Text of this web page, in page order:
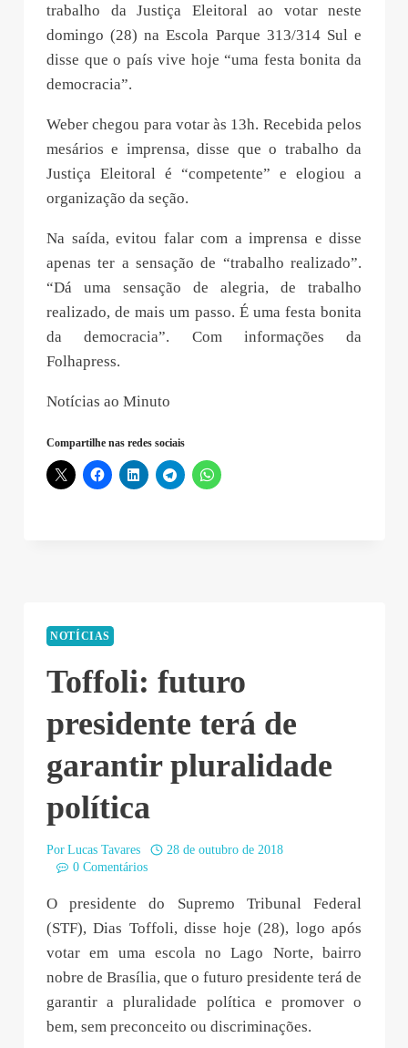
trabalho da Justiça Eleitoral ao votar neste
domingo (28) na Escola Parque 313/314 Sul e
disse que o país vive hoje “uma festa bonita da
democracia”.
Weber chegou para votar às 13h. Recebida pelos
mesários e imprensa, disse que o trabalho da
Justiça Eleitoral é “competente” e elogiou a
organização da seção.
Na saída, evitou falar com a imprensa e disse
apenas ter a sensação de “trabalho realizado”.
“Dá uma sensação de alegria, de trabalho
realizado, de mais um passo. É uma festa bonita
da democracia”. Com informações da
Folhapress.
Notícias ao Minuto
Compartilhe nas redes sociais
NOTÍCIAS
Toffoli: futuro
presidente terá de
garantir pluralidade
política
Por Lucas Tavares
28 de outubro de 2018
0 Comentários
O presidente do Supremo Tribunal Federal
(STF), Dias Toffoli, disse hoje (28), logo após
votar em uma escola no Lago Norte, bairro
nobre de Brasília, que o futuro presidente terá de
garantir a pluralidade política e promover o
bem, sem preconceito ou discriminações.